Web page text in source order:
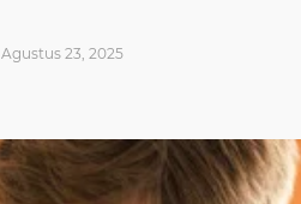
Agustus 23, 2025